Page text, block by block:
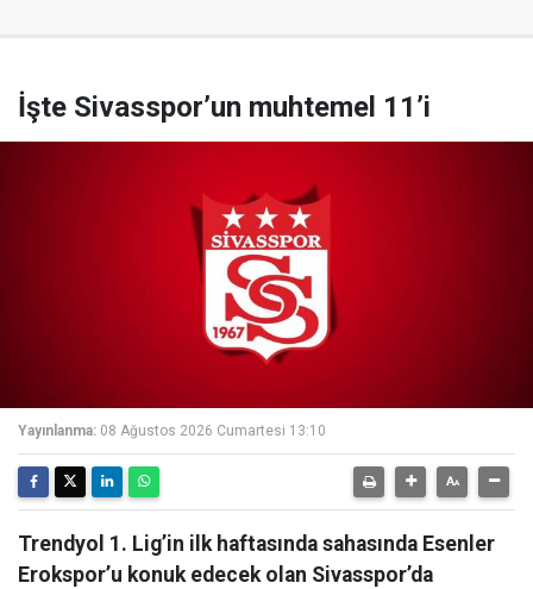
İşte Sivasspor’un muhtemel 11’i
Yayınlanma: 08 Ağustos 2026 Cumartesi 13:10
Trendyol 1. Lig’in ilk haftasında sahasında Esenler
Erokspor’u konuk edecek olan Sivasspor’da